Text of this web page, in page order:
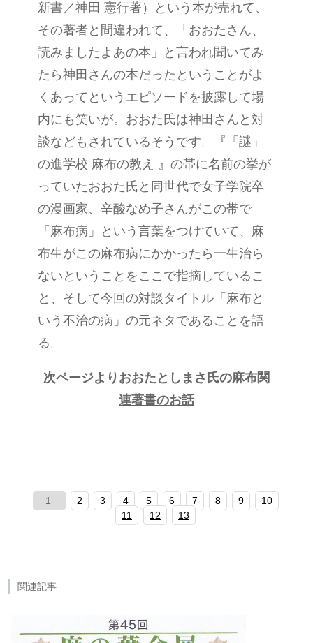
新書／神田 憲行著）という本が売れて、
その著者と間違われて、「おおたさん、
読みましたよあの本」と言われ聞いてみ
たら神田さんの本だったということがよ
くあってというエピソードを披露して場
内にも笑いが。おおた氏は神田さんと対
談などもされているそうです。『「謎」
の進学校 麻布の教え 』の帯に名前の挙が
っていたおおた氏と同世代で女子学院卒
の漫画家、辛酸なめ子さんがこの帯で
「麻布病」という言葉をつけていて、麻
布生がこの麻布病にかかったら一生治ら
ないということをここで指摘しているこ
と、そして今回の対談タイトル「麻布と
いう不治の病」の元ネタであることを語
る。
次ページよりおおたとしまさ氏の麻布関
連著書のお話
1 2 3 4 5 6 7 8 9
10
11
12 13
関連記事